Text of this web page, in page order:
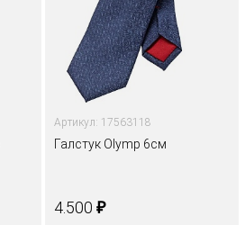
Артикул: 17563118
Галстук Olymp 6см
4.500 ₽